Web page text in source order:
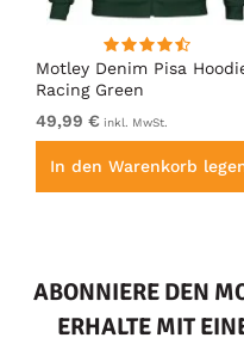
Motley Denim Pisa
Racing Green
49,99 € inkl. MwSt.
In den Warenkorb
ABONNIERE DEN
ERHALTE MIT